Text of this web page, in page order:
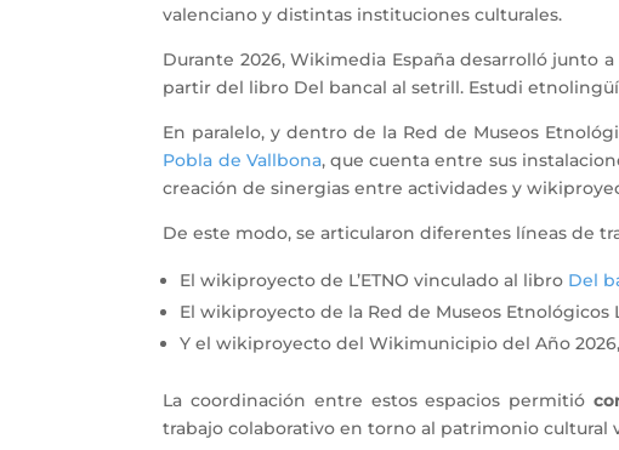
valenciano y distintas instituciones culturales.
Durante 2026, Wikimedia España desarrolló junto
partir del libro Del bancal al setrill. Estudi
En paralelo, y dentro de la Red de Museos
Pobla de Vallbona, que cuenta entre sus
creación de sinergias entre actividades y
De este modo, se articularon diferentes líneas de
El wikiproyecto de L’ETNO vinculado al libro Del
El wikiproyecto de la Red de Museos Etnológicos
Y el wikiproyecto del Wikimunicipio del Año
La coordinación entre estos espacios permitió
trabajo colaborativo en torno al patrimonio cultural